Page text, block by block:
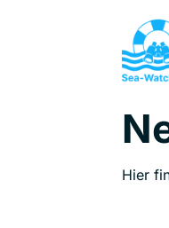
Hier